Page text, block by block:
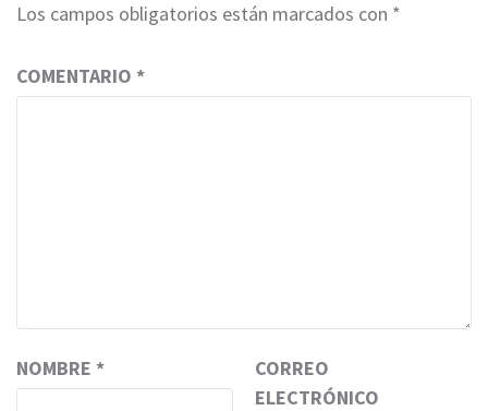
Los campos obligatorios están marcados con *
COMENTARIO *
NOMBRE *
CORREO
ELECTRÓNICO